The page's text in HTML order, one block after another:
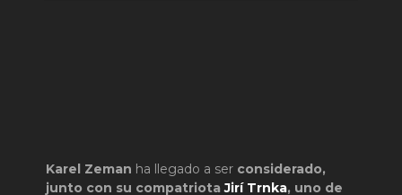
Karel Zeman ha llegado a ser considerado,
junto con su compatriotaJirí Trnka, uno de